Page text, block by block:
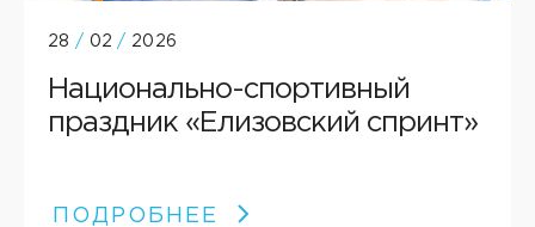
28 / 02 / 2026
Национально-спортивный
праздник «Елизовский спринт»
ПОДРОБНЕЕ